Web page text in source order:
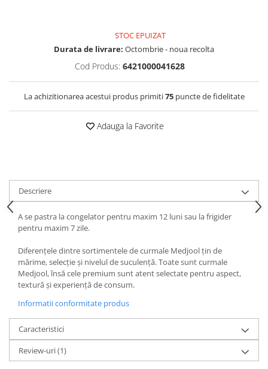
STOC EPUIZAT
Durata de livrare: Octombrie - noua recolta
Cod Produs: 6421000041628
La achizitionarea acestui produs primiti75puncte de fidelitate
Adauga la Favorite
Descriere
A se pastra la congelator pentru maxim 12 luni sau la frigider
pentru maxim 7 zile.
Diferențele dintre sortimentele de curmale Medjool țin de
mărime, selecție și nivelul de suculență. Toate sunt curmale
Medjool, însă cele premium sunt atent selectate pentru aspect,
textură și experiență de consum.
Informatii conformitate produs
Caracteristici
Review-uri(1)